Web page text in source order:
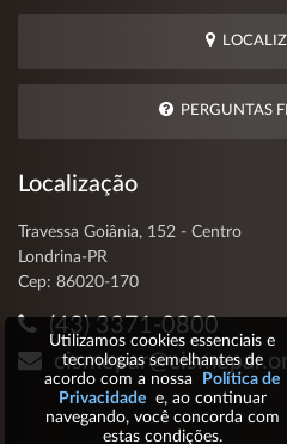
PERGUNTAS
Localização
Travessa Goiânia, 152 - Centro
Londrina-PR
Cep: 86020-170
(43) 3371-0800
Utilizamos cookies essenciais e
tecnologias semelhantes de
acordo com a nossa
Política de
Privacidadee, ao continuar
navegando, você concorda com
estas condições.